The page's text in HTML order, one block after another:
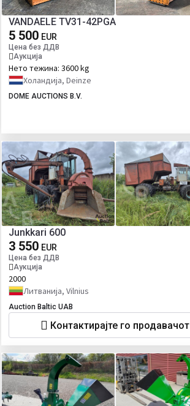
VANDAELE TV31-42PGA
5 500 EUR
Цена без ДДВ
Аукција
Нето тежина: 3600 kg
Холандија, Deinze
DOME AUCTIONS B.V.
Junkkari 600
3 550 EUR
Цена без ДДВ
Аукција
2000
Литванија, Vilnius
Auction Baltic UAB
Контактирајте го продавачот